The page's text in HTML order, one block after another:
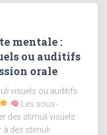
mentale :
ou auditifs
orale
visuels ou auditifs
Les sous-
des stimuli visuels
à des stimuli